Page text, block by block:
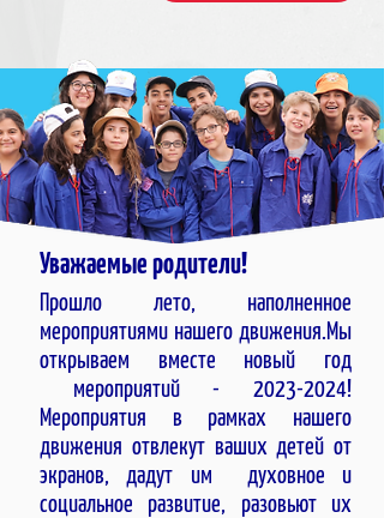
Уважаемые родители!
Прошло лето, наполненное
мероприятиями нашего движения.Мы
открываем вместе новый год
мероприятий - 2023-2024!
Мероприятия в рамках нашего
движения отвлекут ваших детей от
экранов, дадут им духовное и
социальное развитие, разовьют их